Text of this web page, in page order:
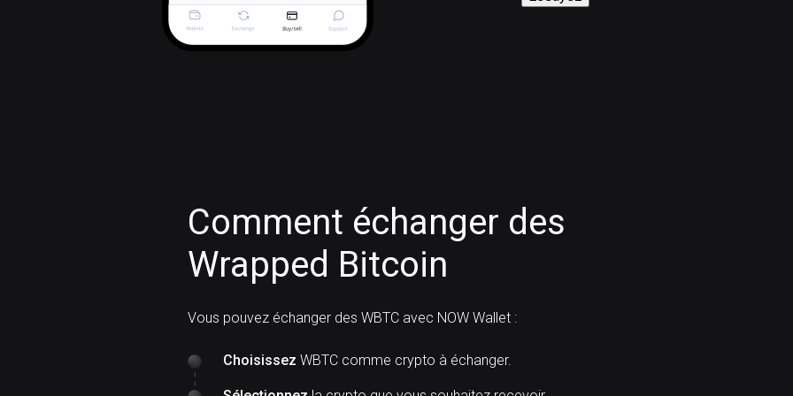
Comment échanger des
Wrapped Bitcoin
Vous pouvez échanger des WBTC avec NOW Wallet :
Choisissez WBTC comme crypto à échanger.